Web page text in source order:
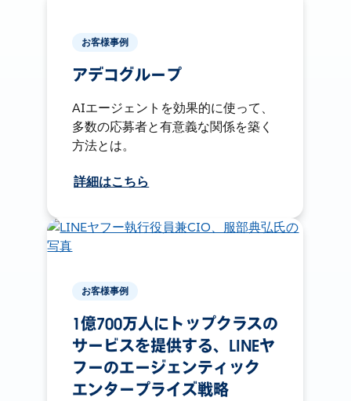
お客様事例
アデコグループ
AIエージェントを効果的に使って、
多数の応募者と有意義な関係を築く
方法とは。
詳細はこちら
お客様事例
1億700万人にトップクラスの
サービスを提供する、LINEヤ
フーのエージェンティック
エンタープライズ戦略